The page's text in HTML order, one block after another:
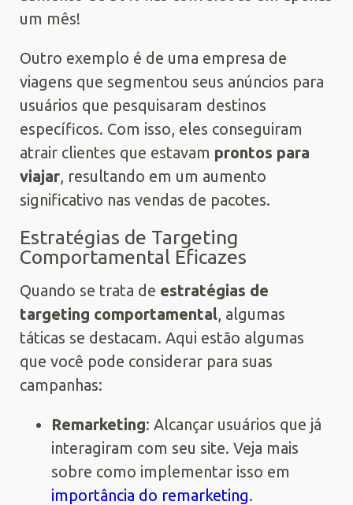
um mês!
Outro exemplo é de uma empresa de
viagens que segmentou seus anúncios para
usuários que pesquisaram destinos
específicos. Com isso, eles conseguiram
atrair clientes que estavam prontos para
viajar , resultando em um aumento
significativo nas vendas de pacotes.
Estratégias de Targeting
Comportamental Eficazes
Quando se trata de estratégias de
targeting comportamental , algumas
táticas se destacam. Aqui estão algumas
que você pode considerar para suas
campanhas:
Remarketing: Alcançar usuários que já
interagiram com seu site. Veja mais
sobre como implementar isso em
importância do remarketing.